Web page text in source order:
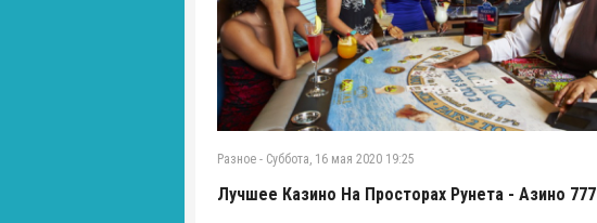
Разное - Суббота, 16 мая 2020 19:25
Лучшее Казино На Просторах Рунета - Азино 777